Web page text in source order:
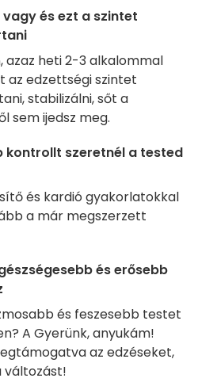
és ezt a szintet
azaz heti 2-3 alkalommal
az edzettségi szintet
stabilizálni, sőt a
sem ijedsz meg.
kontrollt szeretnél a tested
és kardió gyakorlatokkal
a már megszerzett
és erősebb
és feszesebb testet
A Gyerünk, anyukám!
az edzéseket,
változást!